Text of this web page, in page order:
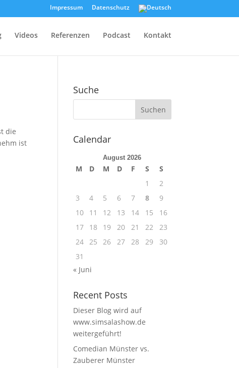
Impressum Datenschutz
Videos Referenzen Podcast Kontakt
die
ist
Suche
Calendar
August 2026
M D M D F S
S
1
2
3
4 5 6 7 8
9
10
11 12 13 14 15
16
17
18 19 20 21 22
23
24 25 26 27 28 29
30
31
« Juni
Recent Posts
Dieser Blog wird auf
www.simsalashow.de
weitergeführt!
Comedian Münster vs.
Zauberer Münster